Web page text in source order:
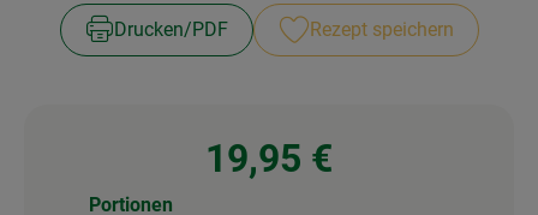
Drucken​/​PDF Rezept speichern
19,95 €
Portionen